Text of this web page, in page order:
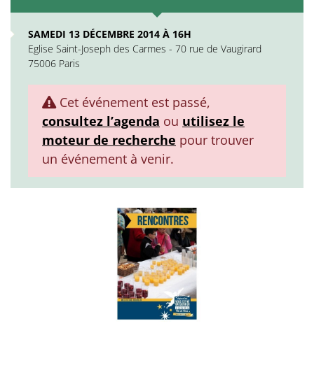
SAMEDI 13 DÉCEMBRE 2014 À 16H
Eglise Saint-Joseph des Carmes - 70 rue de Vaugirard
75006 Paris
Cet événement est passé,
consultez l’agenda ou utilisez le
moteur de recherche pour trouver
un événement à venir.